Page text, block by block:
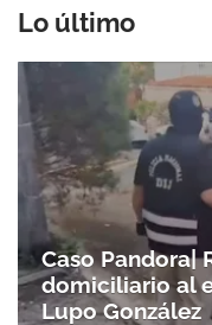
Lo último
Caso Pandora|
domiciliario al
Lupo González